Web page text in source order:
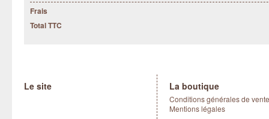
Frais
Total TTC
Le site La boutique
Conditions générales de vente
Mentions légales